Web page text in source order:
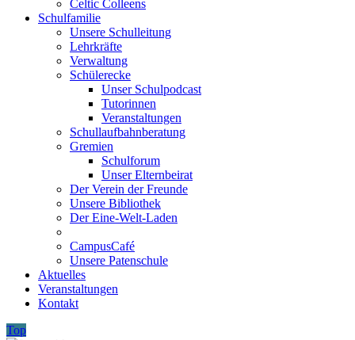
Celtic Colleens
Schulfamilie
Unsere Schulleitung
Lehrkräfte
Verwaltung
Schülerecke
Unser Schulpodcast
Tutorinnen
Veranstaltungen
Schullaufbahnberatung
Gremien
Schulforum
Unser Elternbeirat
Der Verein der Freunde
Unsere Bibliothek
Der Eine-Welt-Laden
CampusCafé
Unsere Patenschule
Aktuelles
Veranstaltungen
Kontakt
Top